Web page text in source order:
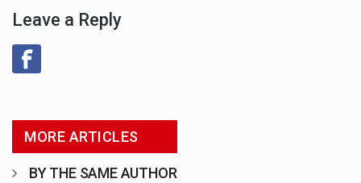
Leave a Reply
MORE ARTICLES
BY THE SAME AUTHOR